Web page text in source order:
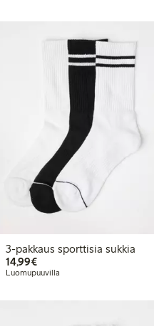
3-pakkaus sporttisia sukkia
14,99€14,99 €
Luomupuuvilla